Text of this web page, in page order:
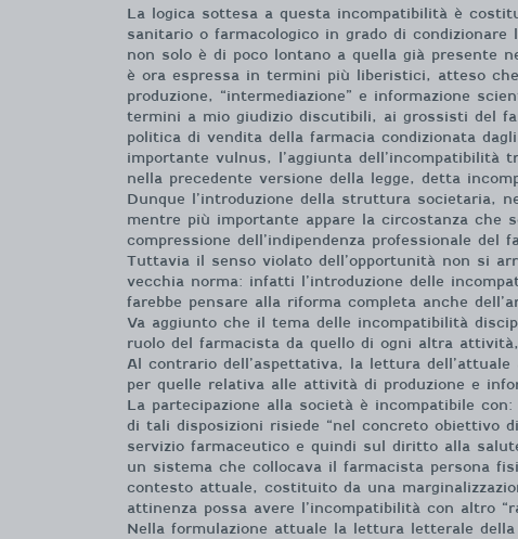
La logica sottesa a questa incompatibilità è
sanitario o farmacologico in grado di
non solo è di poco lontano a quella già presente
è ora espressa in termini più liberistici, atteso
produzione, “intermediazione” e informazione
termini a mio giudizio discutibili, ai grossisti del
politica di vendita della farmacia condizionata
importante vulnus, l’aggiunta
nella precedente versione della legge, detta
Dunque l’introduzione della struttura societaria,
mentre più importante appare la circostanza che
compressione dell’indipendenza professionale del
Tuttavia il senso violato dell’opportunità non si
vecchia norma: infatti l’introduzione delle
farebbe pensare alla riforma completa anche
Va aggiunto che il tema delle incompatibilità
ruolo del farmacista da quello di ogni altra
Al contrario dell’aspettativa, la lettura
per quelle relativa alle attività di produzione e
La partecipazione alla società è incompatibile
di tali disposizioni risiede “nel concreto obiettivo
servizio farmaceutico e quindi sul diritto alla
un sistema che collocava il farmacista persona
contesto attuale, costituito da una
attinenza possa avere l’incompatibilità con altro
Nella formulazione attuale la lettura letterale